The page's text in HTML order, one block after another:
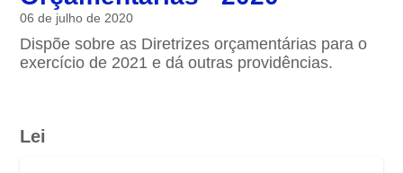
06 de julho de 2020
Dispõe sobre as Diretrizes orçamentárias para o
exercício de 2021 e dá outras providências.
Lei